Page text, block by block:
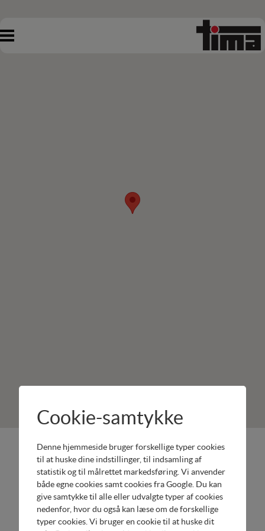
Christiansfeld
Maskinservice
ApS
Lindegade
57
6070
Produkter:
Honda
Have
Honda
Håndværk
Europower
Cookie-samtykke
Denne hjemmeside bruger forskellige typer cookies
til at huske dine indstillinger, til indsamling af
statistik og til målrettet markedsføring. Vi anvender
både egne cookies samt cookies fra Google. Du kan
give samtykke til alle eller udvalgte typer af cookies
nedenfor, hvor du også kan læse om de forskellige
typer cookies. Vi bruger en cookie til at huske dit